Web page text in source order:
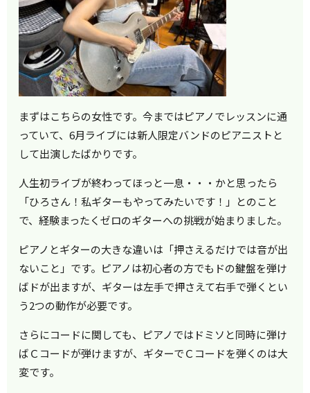
まずはこちらの女性です。今まではピアノでレッスンに通
っていて、6月ライブには新人限定バンドのピアニストと
して出演したばかりです。
人生初ライブが終わってほっと一息・・・かと思ったら
「ひろさん！私ギターもやってみたいです！」とのこと
で、経験まったくゼロのギターへの挑戦が始まりました。
ピアノとギターの大きな違いは「押さえるだけでは音が出
ないこと」です。ピアノは初心者の方でもドの鍵盤を弾け
ばドが出ますが、ギターは左手で押さえて右手で弾くとい
う2つの動作が必要です。
さらにコードに関しても、ピアノではドミソと同時に弾け
ばＣコードが弾けますが、ギターでＣコードを弾くのは大
変です。